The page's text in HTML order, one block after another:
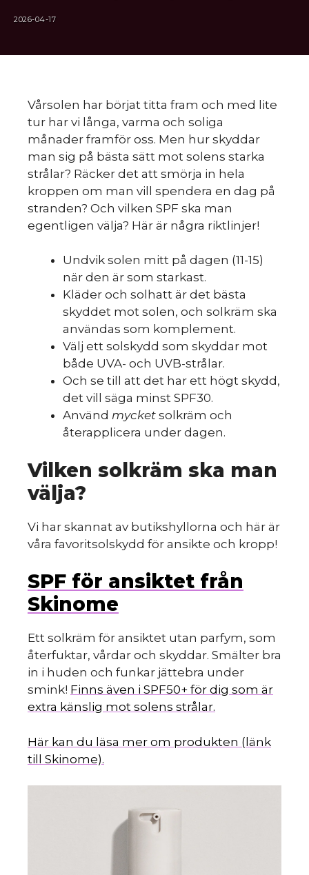
2026-04-17
Vårsolen har börjat titta fram och med lite
tur har vi långa, varma och soliga
månader framför oss. Men hur skyddar
man sig på bästa sätt mot solens starka
strålar? Räcker det att smörja in hela
kroppen om man vill spendera en dag på
stranden? Och vilken SPF ska man
egentligen välja? Här är några riktlinjer!
Undvik solen mitt på dagen (11-15)
när den är som starkast.
Kläder och solhatt är det bästa
skyddet mot solen, och solkräm ska
användas som komplement.
Välj ett solskydd som skyddar mot
både UVA- och UVB-strålar.
Och se till att det har ett högt skydd,
det vill säga minst SPF30.
Använd mycket solkräm och
återapplicera under dagen.
Vilken solkräm ska man
välja?
Vi har skannat av butikshyllorna och här är
våra favoritsolskydd för ansikte och kropp!
SPF för ansiktet från
Skinome
Ett solkräm för ansiktet utan parfym, som
återfuktar, vårdar och skyddar. Smälter bra
in i huden och funkar jättebra under
smink! Finns även i SPF50+ för dig som är
extra känslig mot solens strålar.
Här kan du läsa mer om produkten (länk
till Skinome).